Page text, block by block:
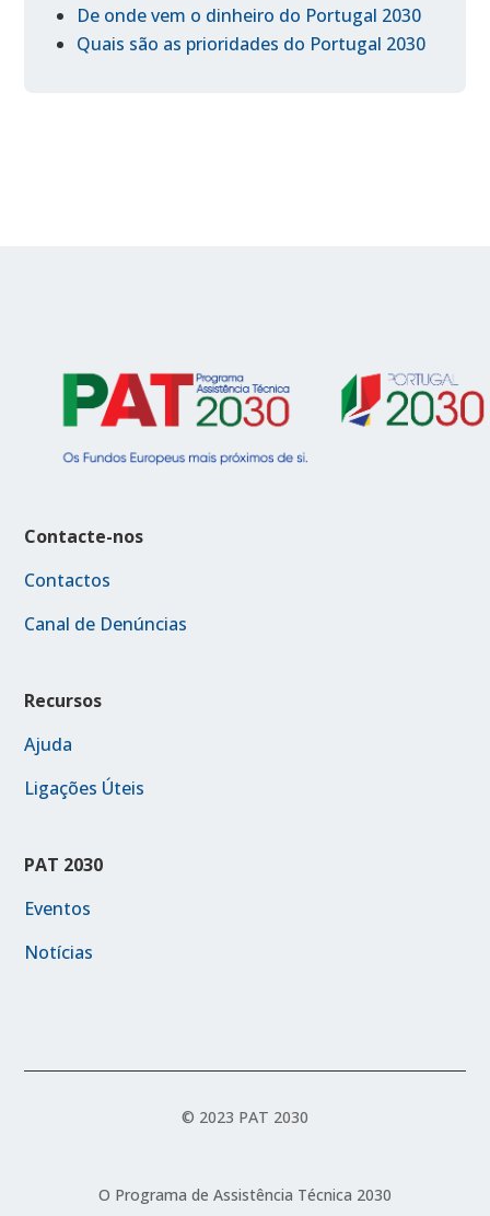
De onde vem o dinheiro do Portugal 2030
Quais são as prioridades do Portugal 2030
Contacte-nos
Contactos
Canal de Denúncias
Recursos
Ajuda
Ligações Úteis
PAT 2030
Eventos
Notícias
© 2023 PAT 2030
O Programa de Assistência Técnica 2030